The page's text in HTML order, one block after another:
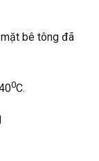
bê tông đã
0C.